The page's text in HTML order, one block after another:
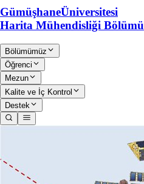
GümüşhaneÜniversitesi
Harita Mühendisliği Bölümü
Bölümümüz
Öğrenci
Mezun
Kalite ve İç Kontrol
Destek